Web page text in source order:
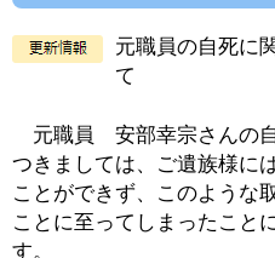
元職員の自死に
て
元職員 安部幸宗さんの
つきましては、ご遺族様に
ことができず、このような
ことに至ってしまったこと
す。